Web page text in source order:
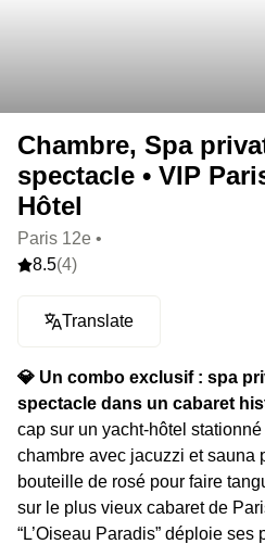
Chambre, Spa
spectacle • VIP
Hôtel
Paris 12e •
8.5(4)
Translate
💎 Un combo exclusif : spa
spectacle dans un cabaret
cap sur un yacht-hôtel
chambre avec jacuzzi et sauna
bouteille de rosé pour faire
sur le plus vieux cabaret de
“L’Oiseau Paradis” déploie